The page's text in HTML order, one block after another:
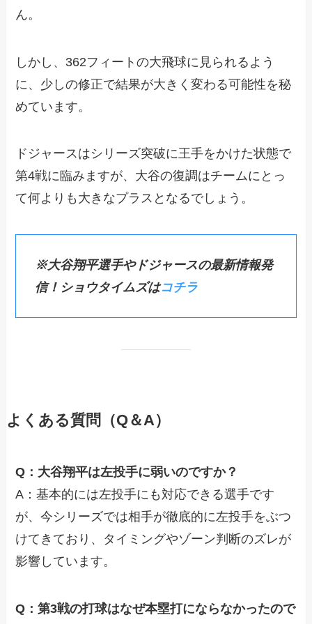
ん。
しかし、362フィートの大飛球に見られるよう
に、少しの修正で結果が大きく変わる可能性を秘
めています。
ドジャースはシリーズ突破に王手をかけた状態で
第4戦に臨みますが、大谷の復調はチームにとっ
て何よりも大きなプラスとなるでしょう。
※大谷翔平選手やドジャースの最新情報発
信！ショウタイムズはコチラ
よくある質問（Q＆A）
Q：大谷翔平は左投手に弱いのですか？
A：基本的には左投手にも対応できる選手です
が、今シリーズでは相手が徹底的に左投手をぶつ
けてきており、タイミングやゾーン判断のズレが
影響しています。
Q：第3戦の打球はなぜ本塁打にならなかったので